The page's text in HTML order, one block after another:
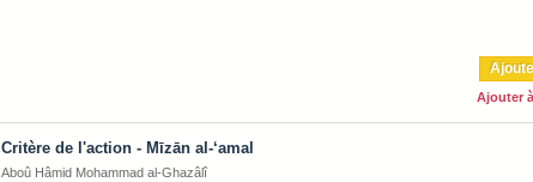
Ajouter
Critère de l'action - Mīzān al-‘amal
Aboû Hâmid Mohammad al-Ghazâlî